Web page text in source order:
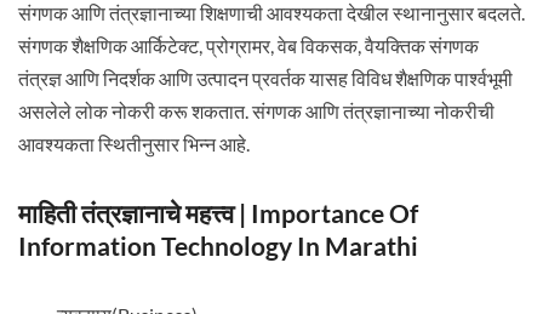
संगणक आणि तंत्रज्ञानाच्या शिक्षणाची आवश्यकता देखील स्थानानुसार बदलते.
संगणक शैक्षणिक आर्किटेक्ट, प्रोग्रामर, वेब विकसक, वैयक्तिक संगणक
तंत्रज्ञ आणि निदर्शक आणि उत्पादन प्रवर्तक यासह विविध शैक्षणिक पार्श्वभूमी
असलेले लोक नोकरी करू शकतात. संगणक आणि तंत्रज्ञानाच्या नोकरीची
आवश्यकता स्थितीनुसार भिन्न आहे.
माहिती तंत्रज्ञानाचे महत्त्व | Importance Of
Information Technology In Marathi